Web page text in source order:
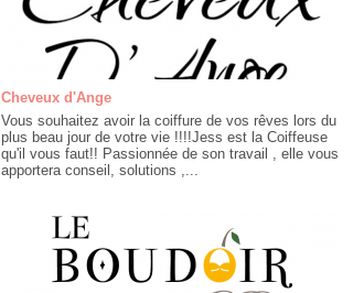
Cheveux d'Ange
Vous souhaitez avoir la coiffure de vos rêves lors du
plus beau jour de votre vie !!!!Jess est la Coiffeuse
qu'il vous faut!! Passionnée de son travail , elle vous
apportera conseil, solutions ,...